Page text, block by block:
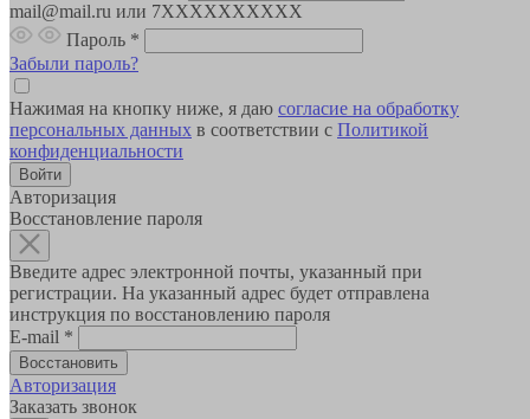
mail@mail.ru или 7XXXXXXXXXX
Пароль *
Забыли пароль?
Нажимая на кнопку ниже, я даю согласие на обработку
персональных данных в соответствии с Политикой
конфиденциальности
Авторизация
Восстановление пароля
Введите адрес электронной почты, указанный при
регистрации. На указанный адрес будет отправлена
инструкция по восстановлению пароля
E-mail *
Авторизация
Заказать звонок